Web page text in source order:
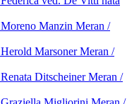
Moreno Manzin Meran /
Herold MarsonerMeran /
Renata DitscheinerMeran /